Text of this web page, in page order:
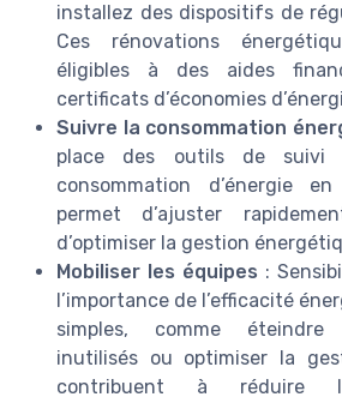
installez des dispositifs de
Ces rénovations
éligibles à des aides
certificats d’économies
Suivre la consommation
place des outils de suivi
consommation d’énergie
permet d’ajuster
d’optimiser la gestion
Mobiliser les équipes :
l’importance de l’efficacité
simples, comme éteindre
inutilisés ou optimiser la
contribuent à réduire